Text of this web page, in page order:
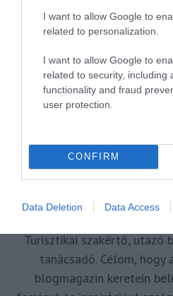
I want to allow Google to
related to personalization.
I want to allow Google to
related to security, including
functionality and fraud
user protection.
CONFIRM
Data Deletion Data Access
REPÜLŐTÉR RYANAIR STATISZTIKA
VAKCINAÚTLEVÉL VIDEÓ
ÚJRANYITÁS
A
Turisztikai szakértő, utazó
tanácsadó. Célom,
blogmagazin keretein